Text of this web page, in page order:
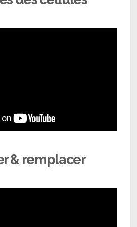
& remplacer